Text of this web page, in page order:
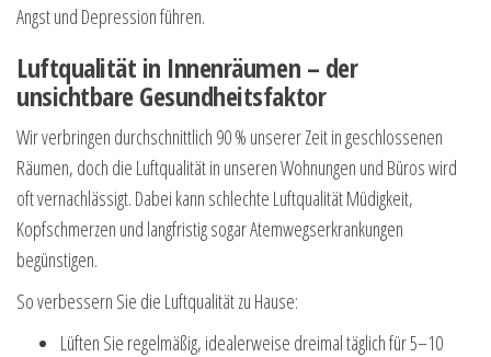
Angst und Depression führen.
Luftqualität in Innenräumen – der
unsichtbare Gesundheitsfaktor
Wir verbringen durchschnittlich 90 % unserer Zeit in geschlossenen
Räumen, doch die Luftqualität in unseren Wohnungen und Büros wird
oft vernachlässigt. Dabei kann schlechte Luftqualität Müdigkeit,
Kopfschmerzen und langfristig sogar Atemwegserkrankungen
begünstigen.
So verbessern Sie die Luftqualität zu Hause:
Lüften Sie regelmäßig, idealerweise dreimal täglich für 5–10